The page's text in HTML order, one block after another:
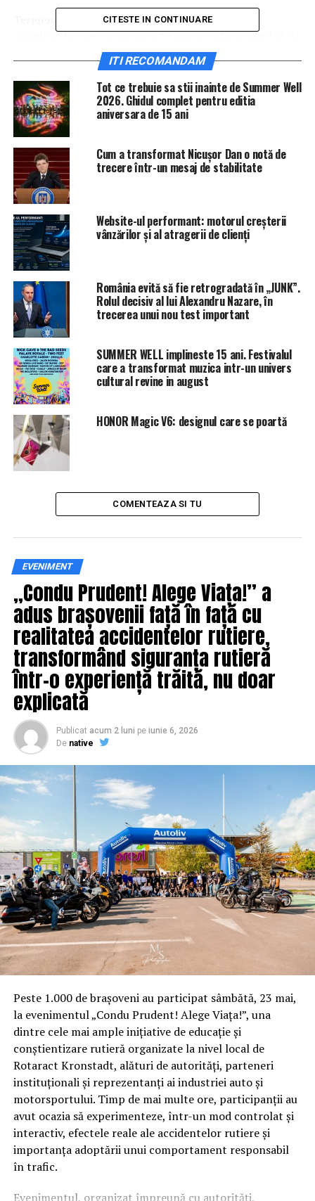
Termenul limită pentru primirea ofertelor sau a
cererilor de participare este 14 august, ele urmând să fie
deschise în aceeaşi zi, se mai arată în anunţul citat.
IasiAZI.ro
ARTICOLE PE ACEIASI TEMA:
URMATORUL
GALERIE FOTO Se vinde vila unui mare burghez român,
care a modernizat Constanța | IasiAZI.ro
NU RATATI
Isărescu a făcut anunțul mult așteptat. Vor scădea |
IasiAZI.ro
CITESTE IN CONTINUARE
ITI RECOMANDAM
Tot ce trebuie sa stii inainte de Summer Well
2026. Ghidul complet pentru editia
aniversara de 15 ani
Cum a transformat Nicușor Dan o notă de
trecere într-un mesaj de stabilitate
Website-ul performant: motorul creșterii
vânzărilor și al atragerii de clienți
România evită să fie retrogradată în „JUNK”.
Rolul decisiv al lui Alexandru Nazare, în
trecerea unui nou test important
SUMMER WELL implineste 15 ani. Festivalul
care a transformat muzica intr-un univers
cultural revine in august
HONOR Magic V6: designul care se poartă
COMENTEAZA SI TU
EVENIMENT
„Condu Prudent! Alege Viața!” a
adus brașovenii față în față cu
realitatea accidentelor rutiere,
transformând siguranța rutieră
într-o experiență trăită, nu doar
explicată
Publicat acum 2 luni pe iunie 6, 2026
De native
Peste 1.000 de brașoveni au participat sâmbătă, 23 mai,
la evenimentul „Condu Prudent! Alege Viața!”, una
dintre cele mai ample inițiative de educație și
conștientizare rutieră organizate la nivel local de
Rotaract Kronstadt, alături de autorități, parteneri
instituționali și reprezentanți ai industriei auto și
motorsportului. Timp de mai multe ore, participanții au
avut ocazia să experimenteze, într-un mod controlat și
interactiv, efectele reale ale accidentelor rutiere și
importanța adoptării unui comportament responsabil
în trafic.
Evenimentul, organizat împreună cu autorități,